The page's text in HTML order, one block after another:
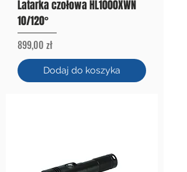
Latarka czołowa HL1000XWN
10/120°
Cena
899,00 zł
Dodaj do koszyka